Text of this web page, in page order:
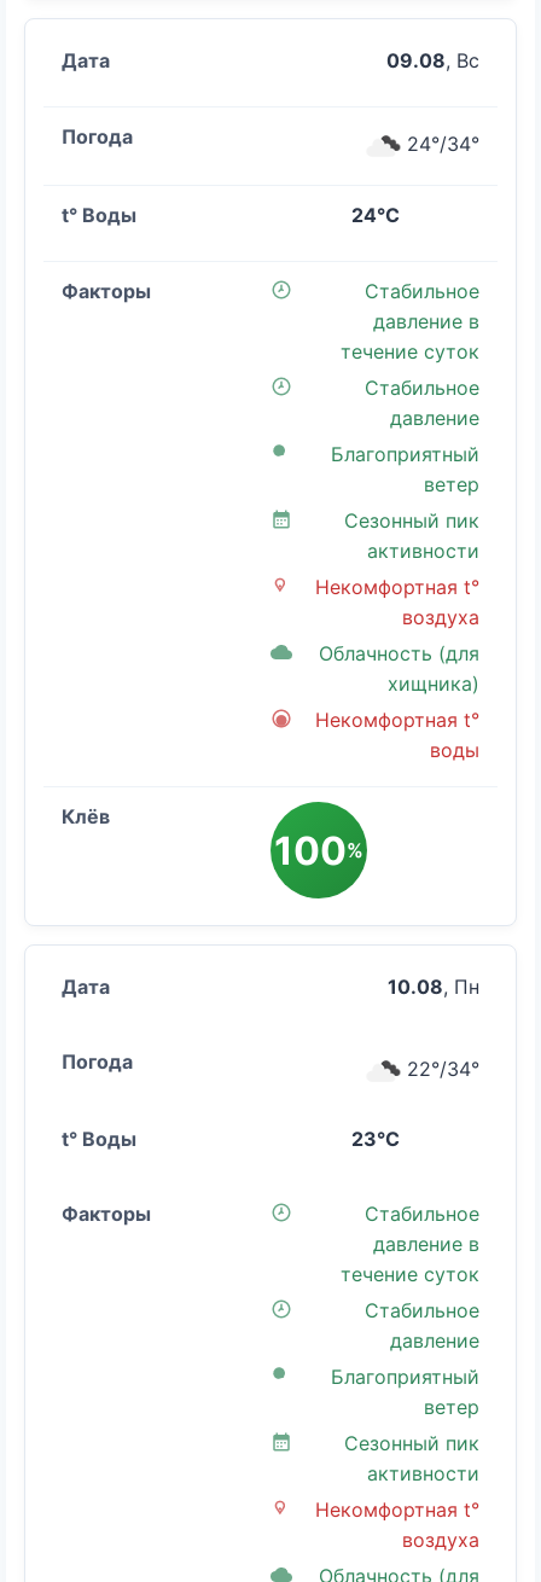
09.08, Вс
24°/34°
24°C
Стабильное
давление в
течение суток
Стабильное
давление
Благоприятный
ветер
Сезонный пик
активности
Некомфортная t°
воздуха
Облачность (для
хищника)
Некомфортная t°
воды
100%
10.08, Пн
22°/34°
23°C
Стабильное
давление в
течение суток
Стабильное
давление
Благоприятный
ветер
Сезонный пик
активности
Некомфортная t°
воздуха
Облачность (для